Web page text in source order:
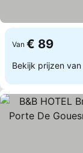
Van € 89
Bekijk prijzen van